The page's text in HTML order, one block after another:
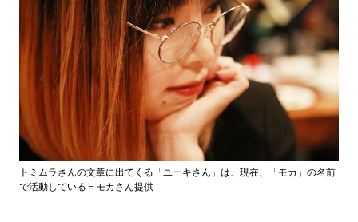
トミムラさんの文章に出てくる「ユーキさん」は、現在、「モカ」の名前
で活動している＝モカさん提供